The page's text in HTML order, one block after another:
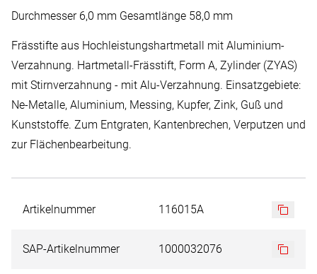
Durchmesser 6,0 mm Gesamtlänge 58,0 mm
Frässtifte aus Hochleistungshartmetall mit Aluminium-
Verzahnung. Hartmetall-Frässtift, Form A, Zylinder (ZYAS)
mit Stirnverzahnung - mit Alu-Verzahnung. Einsatzgebiete:
Ne-Metalle, Aluminium, Messing, Kupfer, Zink, Guß und
Kunststoffe. Zum Entgraten, Kantenbrechen, Verputzen und
zur Flächenbearbeitung.
Artikelnummer 116015A
SAP-Artikelnummer 1000032076